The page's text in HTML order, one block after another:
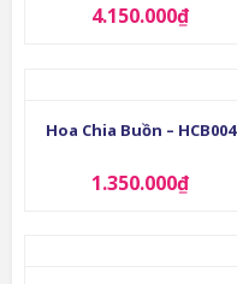
4.150.000₫
Hoa Chia Buồn – HCB004
1.350.000₫